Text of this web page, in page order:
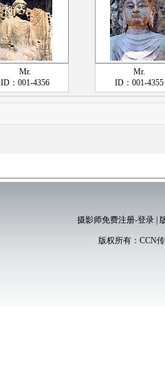
Mr.
ID：001-4356
Mr.
ID：001-4355
摄影师免费注册-登录|
版权所有： CCN